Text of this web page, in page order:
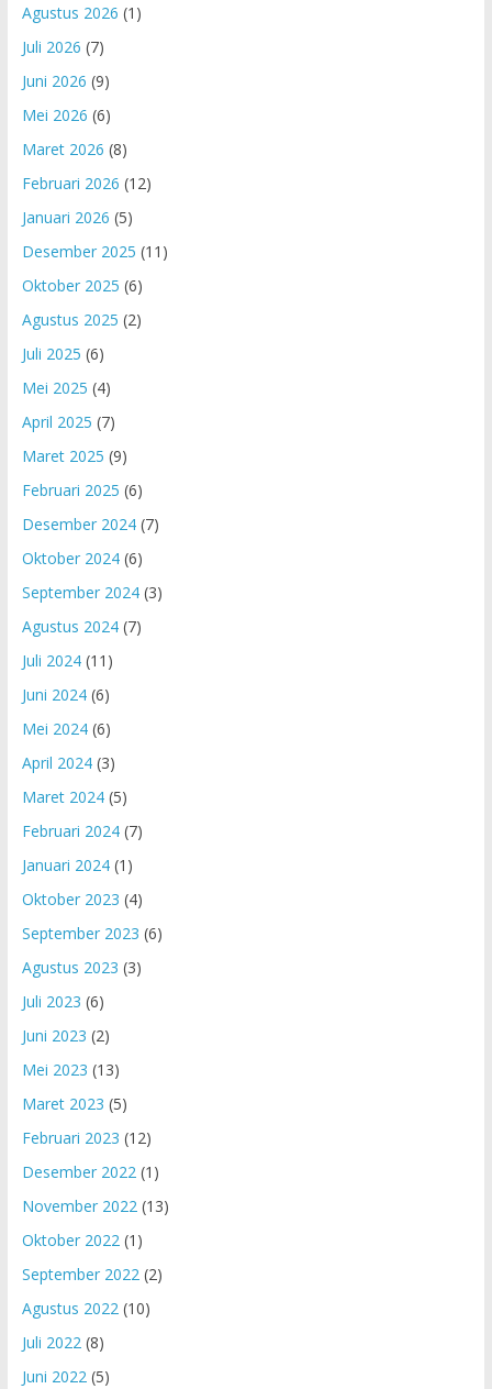
Agustus 2026 (1)
Juli 2026 (7)
Juni 2026 (9)
Mei 2026 (6)
Maret 2026 (8)
Februari 2026 (12)
Januari 2026 (5)
Desember 2025 (11)
Oktober 2025 (6)
Agustus 2025 (2)
Juli 2025 (6)
Mei 2025 (4)
April 2025 (7)
Maret 2025 (9)
Februari 2025 (6)
Desember 2024(7)
Oktober 2024(6)
September 2024(3)
Agustus 2024(7)
Juli 2024(11)
Juni 2024(6)
Mei 2024(6)
April 2024(3)
Maret 2024(5)
Februari 2024(7)
Januari 2024(1)
Oktober 2023 (4)
September 2023 (6)
Agustus 2023 (3)
Juli 2023 (6)
Juni 2023 (2)
Mei 2023 (13)
Maret 2023 (5)
Februari 2023 (12)
Desember 2022(1)
November 2022(13)
Oktober 2022(1)
September 2022(2)
Agustus 2022(10)
Juli 2022(8)
Juni 2022(5)